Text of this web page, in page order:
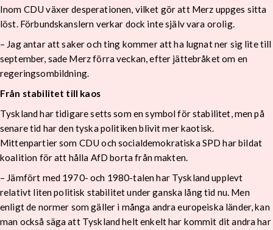
Inom CDU växer desperationen, vilket gör att Merz uppges sitta
löst. Förbundskanslern verkar dock inte själv vara orolig.
– Jag antar att saker och ting kommer att ha lugnat ner sig lite till
september, sade Merz förra veckan, efter jättebråket om en
regeringsombildning.
Från stabilitet till kaos
Tyskland har tidigare setts som en symbol för stabilitet, men på
senare tid har den tyska politiken blivit mer kaotisk.
Mittenpartier som CDU och socialdemokratiska SPD har bildat
koalition för att hålla AfD borta från makten.
– Jämfört med 1970- och 1980-talen har Tyskland upplevt
relativt liten politisk stabilitet under ganska lång tid nu. Men
enligt de normer som gäller i många andra europeiska länder, kan
man också säga att Tyskland helt enkelt har kommit dit andra har